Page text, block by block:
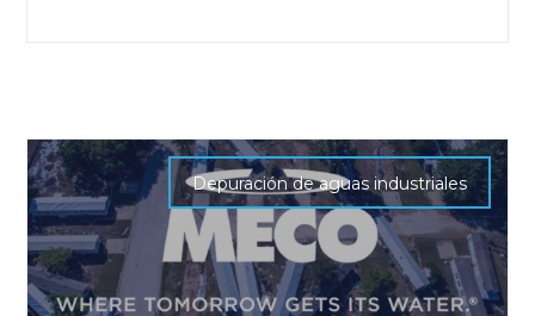
Depuración de aguas industriales